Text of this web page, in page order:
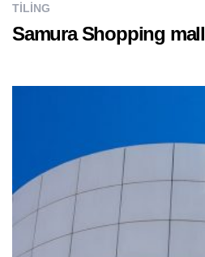
TILING
Samura Shopping mall